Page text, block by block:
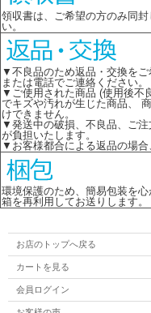
領収書は、ご希望の方のみ同
い。
▼不良品のため返品・交換を
または電話でご連絡ください。
▼ご使用された商品 (使用後不
でキズや汚れが生じた商品、
けできません。
▼発送中の破損、不良品、ご
が負担いたします。
▼お客様都合による返品の場合
環境保護のため、簡易包装を
箱を再利用してお送りします。
お店のトップへ戻る
カートを見る
会員ログイン